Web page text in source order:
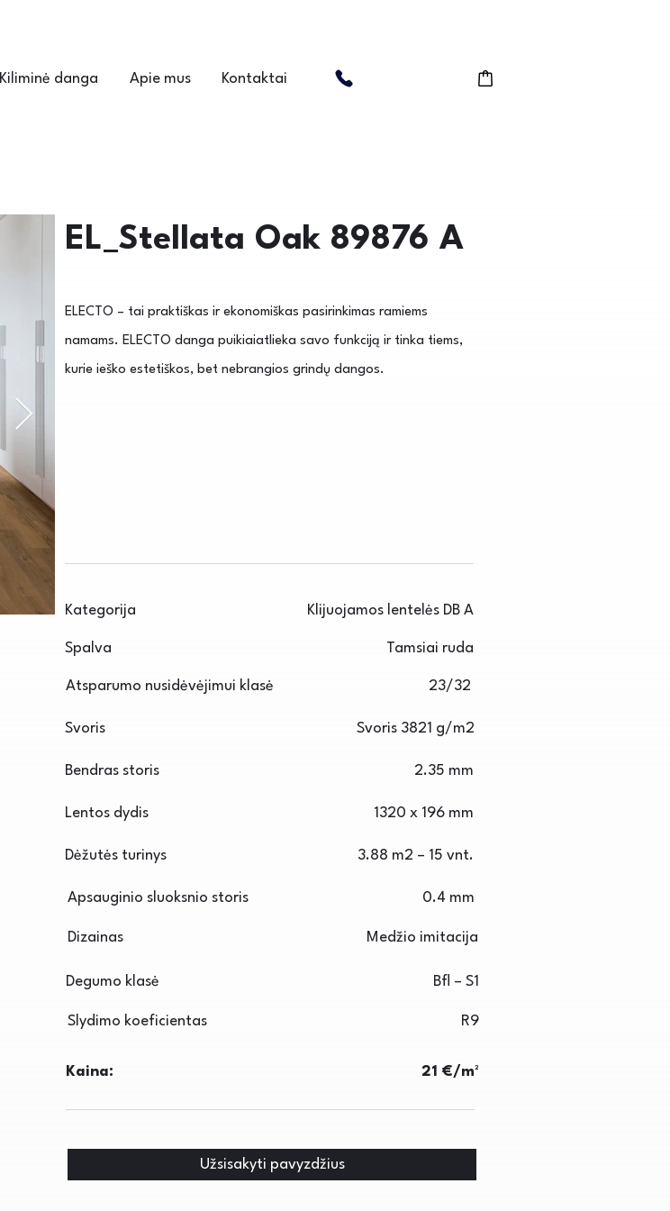
Kiliminė danga Apie mus Kontaktai
EL_Stellata Oak 89876 A
ELECTO – tai praktiškas ir ekonomiškas pasirinkimas ramiems
namams. ELECTO danga puikiaiatlieka savo funkciją ir tinka tiems,
kurie ieško estetiškos, bet nebrangios grindų dangos.
Kategorija Klijuojamos lentelės DB A
Spalva Tamsiai ruda
Atsparumo nusidėvėjimui klasė 23/32
Svoris Svoris 3821 g/m2
Bendras storis 2.35 mm
Lentos dydis 1320 x 196 mm
Dėžutės turinys 3.88 m2 – 15 vnt.
Apsauginio sluoksnio storis 0.4 mm
Dizainas Medžio imitacija
Degumo klasė Bfl – S1
Slydimo koeficientas R9
Kaina: 21 €/m²
Užsisakyti pavyzdžius